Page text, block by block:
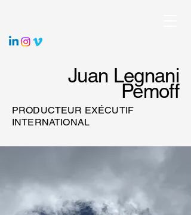
Juan Legnani
Pemoff
PRODUCTEUR EXÉCUTIF
INTERNATIONAL